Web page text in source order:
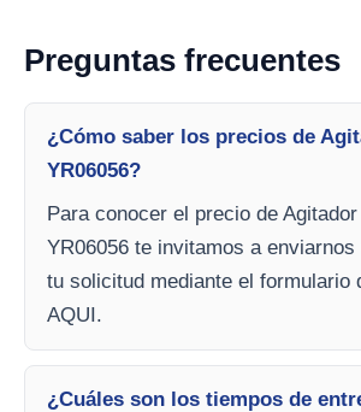
Preguntas frecuentes
¿Cómo saber los precios de
YR06056?
Para conocer el precio de
YR06056 te invitamos a
tu solicitud mediante el formulario
AQUI.
¿Cuáles son los tiempos de